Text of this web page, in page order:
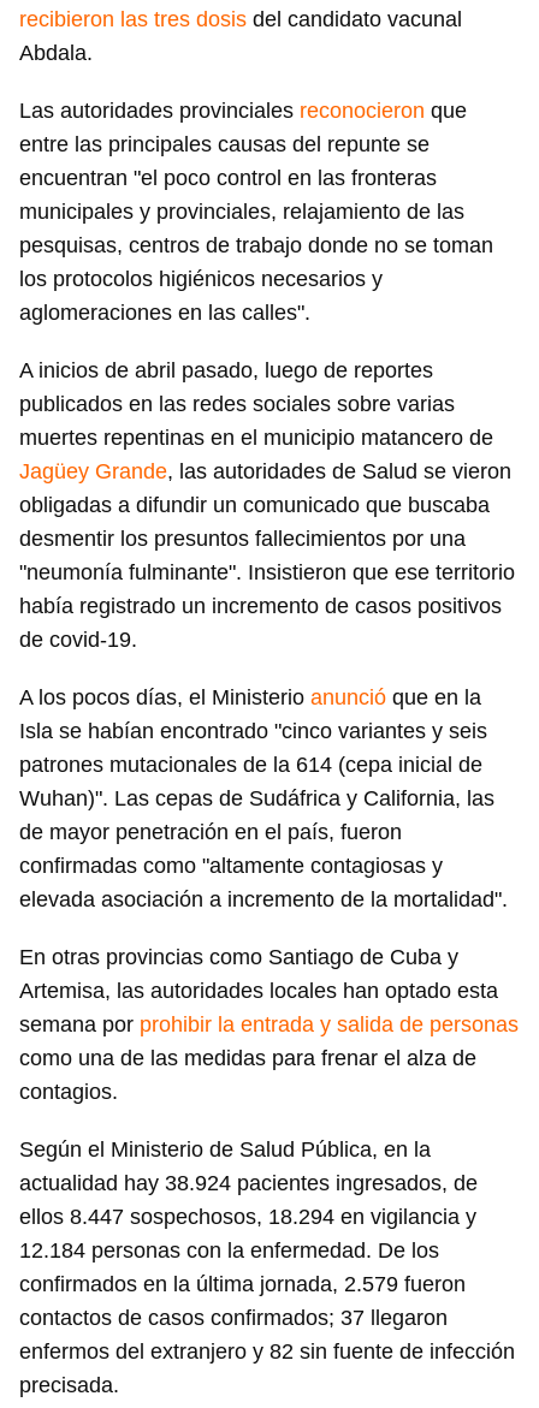
recibieron las tres dosis del candidato vacunal
Abdala.
Las autoridades provinciales reconocieron que
entre las principales causas del repunte se
encuentran "el poco control en las fronteras
municipales y provinciales, relajamiento de las
pesquisas, centros de trabajo donde no se toman
los protocolos higiénicos necesarios y
aglomeraciones en las calles".
A inicios de abril pasado, luego de reportes
publicados en las redes sociales sobre varias
muertes repentinas en el municipio matancero de
Jagüey Grande, las autoridades de Salud se vieron
obligadas a difundir un comunicado que buscaba
desmentir los presuntos fallecimientos por una
"neumonía fulminante". Insistieron que ese territorio
había registrado un incremento de casos positivos
de covid-19.
A los pocos días, el Ministerio anunció que en la
Isla se habían encontrado "cinco variantes y seis
patrones mutacionales de la 614 (cepa inicial de
Wuhan)". Las cepas de Sudáfrica y California, las
de mayor penetración en el país, fueron
confirmadas como "altamente contagiosas y
elevada asociación a incremento de la mortalidad".
En otras provincias como Santiago de Cuba y
Artemisa, las autoridades locales han optado esta
semana por prohibir la entrada y salida de personas
como una de las medidas para frenar el alza de
contagios.
Según el Ministerio de Salud Pública, en la
actualidad hay 38.924 pacientes ingresados, de
ellos 8.447 sospechosos, 18.294 en vigilancia y
12.184 personas con la enfermedad. De los
confirmados en la última jornada, 2.579 fueron
contactos de casos confirmados; 37 llegaron
enfermos del extranjero y 82 sin fuente de infección
precisada.